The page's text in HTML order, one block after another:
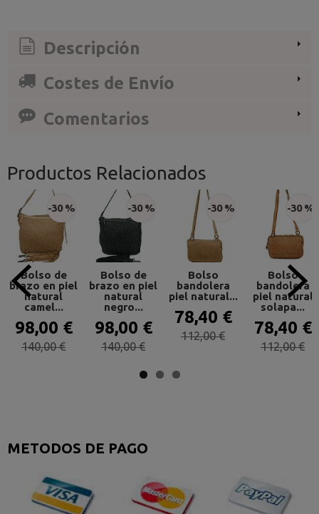
METODOS DE PAGO
Descripción
Costes de Envío
Comentarios
Productos Relacionados
-30 %
Bolso de
brazo en piel
natural
camel...
98,00 €
140,00 €
-30 %
Bolso de
brazo en piel
natural
negro...
98,00 €
140,00 €
-30 %
Bolso
bandolera
piel natural...
78,40 €
112,00 €
-30 %
Bolso
bandolera
piel natural
solapa...
78,40 €
112,00 €